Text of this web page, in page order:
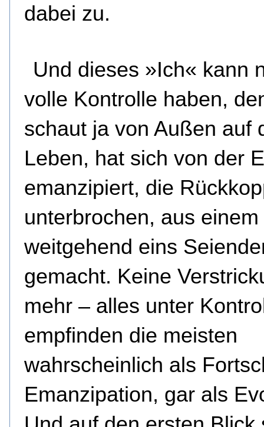
dabei zu.
Und dieses »Ich« kann
volle Kontrolle haben,
schaut ja von Außen auf
Leben, hat sich von der
emanzipiert, die
unterbrochen, aus einem
weitgehend eins
gemacht. Keine
mehr – alles unter
empfinden die meisten
wahrscheinlich als
Emanzipation, gar als